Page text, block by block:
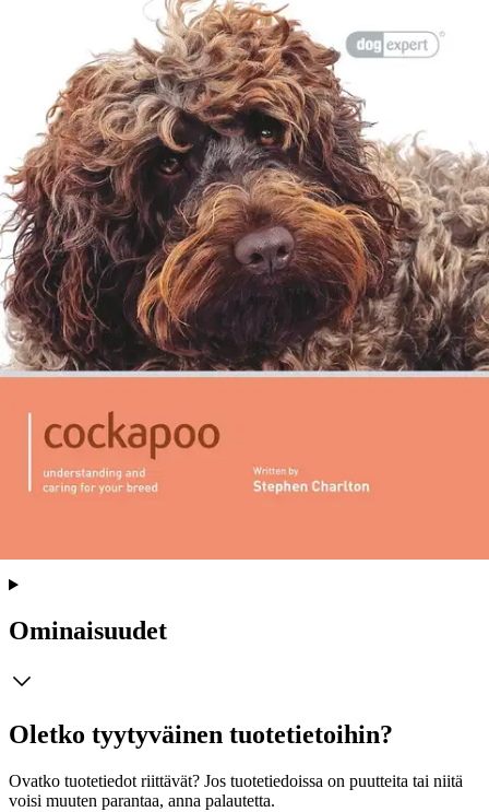
Tarkista myymäläsaatavuus
Ei saatavilla
Tuotekuvaus
Dog Expert on englanninkielinen, helppolukuinen, 24-osainen
koiraroduista. Soveltuu niin koiranomistajalle kuin koiran hankintaa
suunnittelevalle. Tämä teos kertoo cockapoosta ja auttaa lukijaa
ymmärtämään paremmin omaa lemmikkiä ja koirarotua.
Oikeanlainen hoito ja huolenpito varmistavat lemmikin
hyvinvoinnin ja terveen elämän. Opas tarjoaa monipuolista tietoa
Ominaisuudet
Oletko tyytyväinen tuotetietoihin?
Ovatko tuotetiedot riittävät? Jos tuotetiedoissa on puutteita tai niitä
voisi muuten parantaa, anna palautetta.